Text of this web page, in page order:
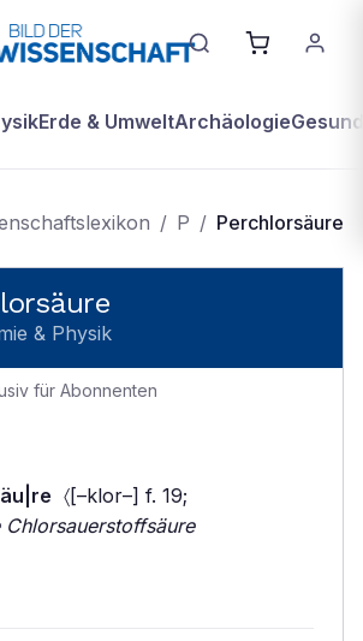
Erde & UmweltArchäologie
/ P / Perchlorsäure
& Physik
für Abonnenten
〈[–klor–] f. 19;
Chlorsauerstoffsäure